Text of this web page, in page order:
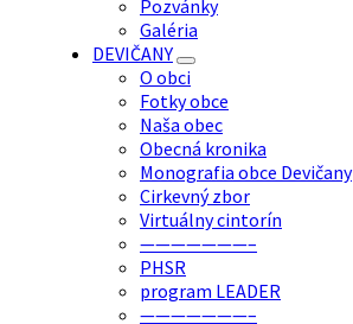
Pozvánky
Galéria
DEVIČANY
O obci
Fotky obce
Naša obec
Obecná kronika
Monografia obce Devičany
Cirkevný zbor
Virtuálny cintorín
———————–
PHSR
program LEADER
———————–